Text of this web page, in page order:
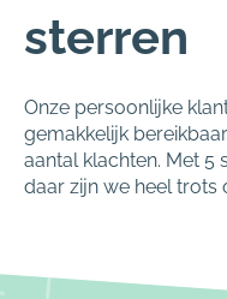
sterren
Onze persoonlijke
gemakkelijk
aantal klachten. Met 5
daar zijn we heel trots